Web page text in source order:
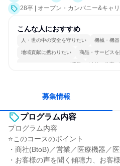
28卒 | オープン・カンパニー&キャ
こんな人におすすめ
人・世の中の安全を守りたい 機械・機
地域貢献に携わりたい 商品・サービス
コミュニケーションが活発 冷静に仕事に
募集情報
プログラム内容
プログラム内容
⭐このコースのポイント
・商社(BtoB)／営業／医療機器／
・お客様の声を聞く傾聴力、お客